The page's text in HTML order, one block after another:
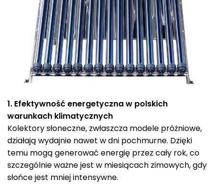
1. Efektywność energetyczna w polskich
warunkach klimatycznych
Kolektory słoneczne, zwłaszcza modele próżniowe,
działają wydajnie nawet w dni pochmurne. Dzięki
temu mogą generować energię przez cały rok, co
szczególnie ważne jest w miesiącach zimowych, gdy
słońce jest mniej intensywne.